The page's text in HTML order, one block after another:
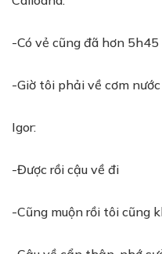
-Có vẻ cũng đã hơn 5h45
-Giờ tôi phải về cơm
Igor:
-Được rồi cậu về đi
-Cũng muộn rồi tôi cũng